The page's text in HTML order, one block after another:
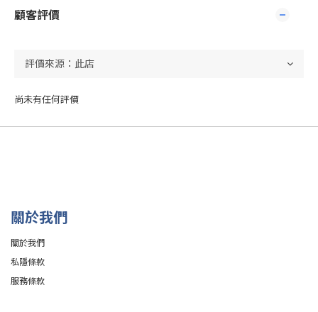
顧客評價
尚未有任何評價
關於我們
關於我們
私隱條款
服務條款